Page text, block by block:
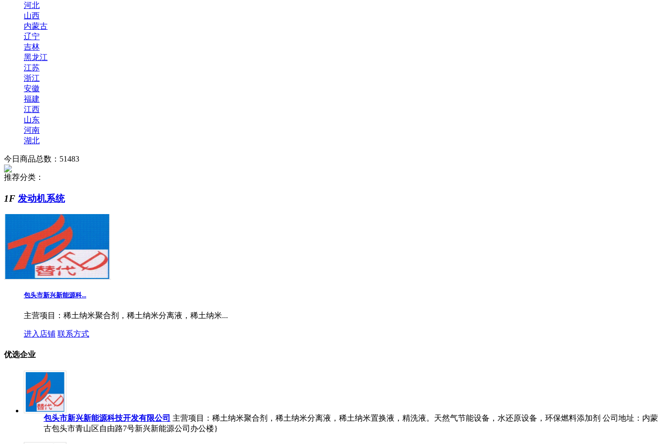
河北
山西
内蒙古
辽宁
吉林
黑龙江
江苏
浙江
安徽
福建
江西
山东
河南
湖北
今日商品总数： 51483
推荐分类：
1F 发动机系统
包头市新兴新能源科...
主营项目：稀土纳米聚合剂，稀土纳米分离液，稀土纳米...
进入店铺 联系方式
优选企业
包头市新兴新能源科技开发有限公司 主营项目：稀土纳米聚合剂，稀土纳米分离液，稀土纳米置换液，精洗液。天然气节能设备，水还原设备，环保燃料添加剂 公司地址：内蒙
古包头市青山区自由路7号新兴新能源公司办公楼}